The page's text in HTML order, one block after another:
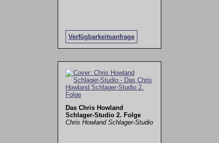
Verfügbarkeitsanfrage
Das Chris Howland
Schlager-Studio 2. Folge
Chris Howland Schlager-Studio